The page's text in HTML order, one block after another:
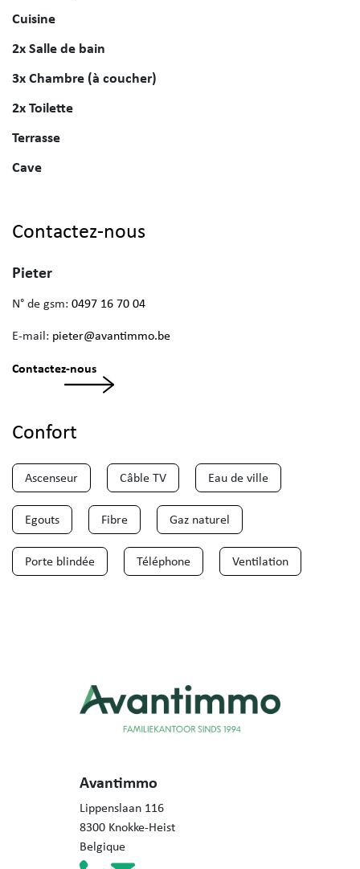
Cuisine
2x Salle de bain
3x Chambre (à coucher)
2x Toilette
Terrasse
Cave
Contactez-nous
Pieter
N° de gsm: 0497 16 70 04
E-mail: pieter@avantimmo.be
Contactez-nous
Confort
Ascenseur Câble TV Eau de ville
Egouts Fibre Gaz naturel
Porte blindée Téléphone Ventilation
Avantimmo
Lippenslaan 116
8300 Knokke-Heist
Belgique